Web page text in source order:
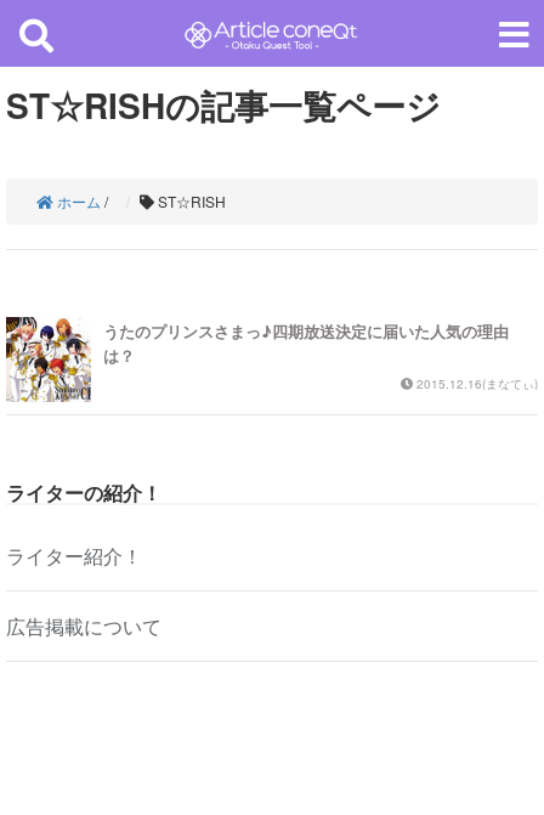
ST☆RISHの記事一覧ページ
ホーム / ST☆RISH
うたのプリンスさまっ♪四期放送決定に届いた人気の理由
は？
2015.12.16(まなてぃ)
ライターの紹介！
ライター紹介！
広告掲載について